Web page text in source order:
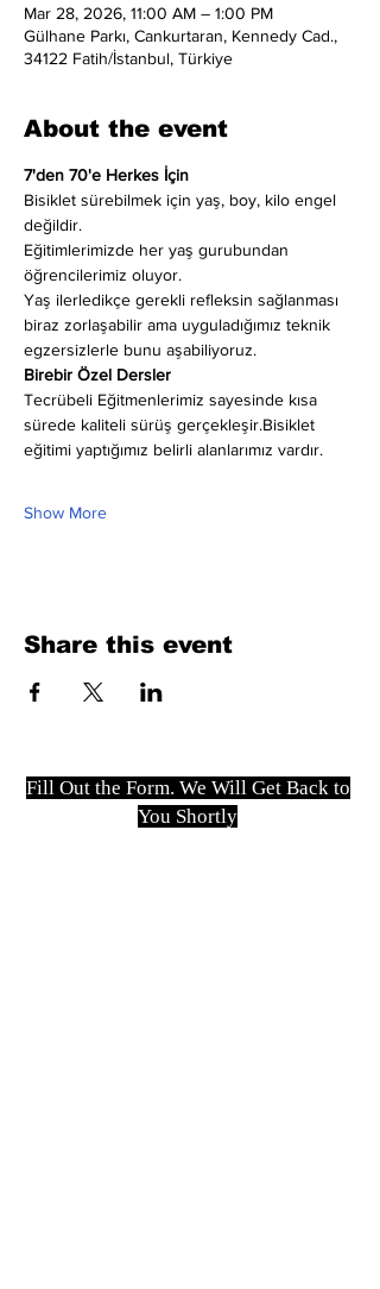
Mar 28, 2026, 11:00 AM – 1:00 PM
Gülhane Parkı, Cankurtaran, Kennedy Cad.,
34122 Fatih/İstanbul, Türkiye
About the event
7'den 70'e Herkes İçin
Bisiklet sürebilmek için yaş, boy, kilo engel
değildir.
Eğitimlerimizde her yaş gurubundan
öğrencilerimiz oluyor.
Yaş ilerledikçe gerekli refleksin sağlanması
biraz zorlaşabilir ama uyguladığımız teknik
egzersizlerle bunu aşabiliyoruz.
Birebir Özel Dersler
Tecrübeli Eğitmenlerimiz sayesinde kısa
sürede kaliteli sürüş gerçekleşir.Bisiklet
eğitimi yaptığımız belirli alanlarımız vardır.
Show More
Share this event
Fill Out the Form. We Will Get Back to
You Shortly